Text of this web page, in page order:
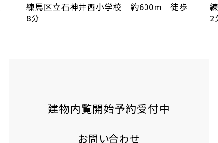
練馬区立石神井西小学校 約600m 徒歩
8分
2
建物内覧開始予約受付中
お問い合わせ